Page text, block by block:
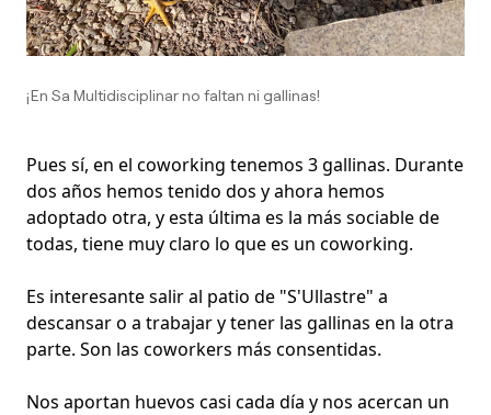
¡En Sa Multidisciplinar no faltan ni gallinas!
Pues sí, en el coworking tenemos 3 gallinas. Durante
dos años hemos tenido dos y ahora hemos
adoptado otra, y esta última es la más sociable de
todas, tiene muy claro lo que es un coworking.
Es interesante salir al patio de "S'Ullastre" a
descansar o a trabajar y tener las gallinas en la otra
parte. Son las coworkers más consentidas.
Nos aportan huevos casi cada día y nos acercan un